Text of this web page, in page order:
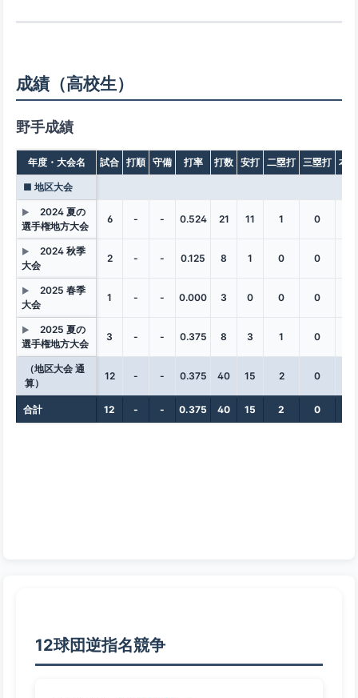
成績（高校生）
野手成績
年度・大会名 試合 打順 守備 打率 打数 安打 二塁打 三塁打 本
■ 地区大会
▶
2024 夏の
選手権地方大会
6 - - 0.524 21 11 1 0
▶
2024 秋季
大会
2 - - 0.125 8 1 0 0
▶
2025 春季
大会
1 - - 0.000 3 0 0 0
▶
2025 夏の
選手権地方大会
3 - - 0.375 8 3 1 0
（地区大会 通
算）
12 - - 0.375 40 15 2 0
合計 12 - - 0.375 40 15 2 0
12球団逆指名競争